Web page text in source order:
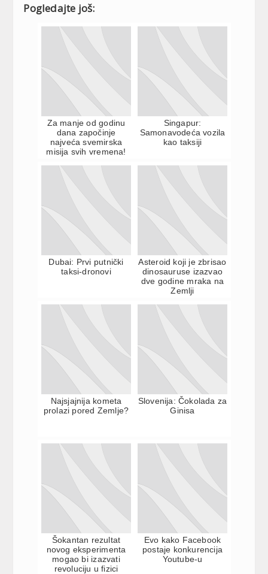
Pogledajte još:
Za manje od godinu
dana započinje
najveća svemirska
misija svih vremena!
Singapur:
Samonavodeća vozila
kao taksiji
Dubai: Prvi putnički
taksi-dronovi
Asteroid koji je zbrisao
dinosauruse izazvao
dve godine mraka na
Zemlji
Najsjajnija kometa
prolazi pored Zemlje?
Slovenija: Čokolada za
Ginisa
Šokantan rezultat
novog eksperimenta
mogao bi izazvati
revoluciju u fizici
Evo kako Facebook
postaje konkurencija
Youtube-u